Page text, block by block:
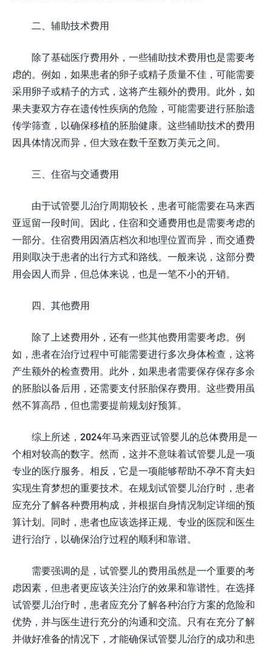
二、辅助技术费用
除了基础医疗费用外，一些辅助技术费用也是需要考
虑的。例如，如果患者的卵子或精子质量不佳，可能需要
采用卵子或精子的方式，这将产生额外的费用。此外，如
果夫妻双方存在遗传性疾病的危险，可能需要进行胚胎遗
传学筛查，以确保移植的胚胎健康。这些辅助技术的费用
因具体情况而异，但大致在数千至数万美元之间。
三、住宿与交通费用
由于试管婴儿治疗周期较长，患者可能需要在马来西
亚逗留一段时间。因此，住宿和交通费用也是需要考虑的
一部分。住宿费用因酒店档次和地理位置而异，而交通费
用则取决于患者的出行方式和路线。一般来说，这部分费
用会因人而异，但总体来说，也是一笔不小的开销。
四、其他费用
除了上述费用外，还有一些其他费用需要考虑。例
如，患者在治疗过程中可能需要进行多次身体检查，这将
产生额外的检查费用。此外，如果患者需要保存保存多余
的胚胎以备后用，还需要支付胚胎保存费用。这些费用虽
然不算高昂，但也需要提前规划好预算。
综上所述，2024年马来西亚试管婴儿的总体费用是一
个相对较高的数字。然而，这并不意味着试管婴儿是一项
专业的医疗服务。相反，它是一项能够帮助不孕不育夫妇
实现生育梦想的重要技术。在规划试管婴儿治疗时，患者
应充分了解各种费用构成，并根据自身情况制定详细的预
算计划。同时，患者也应该选择正规、专业的医院和医生
进行治疗，以确保治疗过程的顺利和靠谱。
需要强调的是，试管婴儿的费用虽然是一个重要的考
虑因素，但患者更应该关注治疗的效果和靠谱性。在选择
试管婴儿治疗时，患者应充分了解各种治疗方案的危险和
优势，并与医生进行充分的沟通和交流。只有在充分了解
并做好准备的情况下，才能确保试管婴儿治疗的成功和患